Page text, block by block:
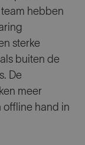
team hebben
sterke
buiten de
De
meer
offline hand in